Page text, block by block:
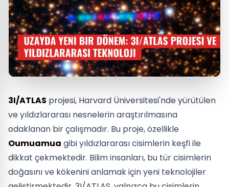
3I/ATLAS projesi, Harvard Üniversitesi'nde yürütülen
ve yıldızlararası nesnelerin araştırılmasına
odaklanan bir çalışmadır. Bu proje, özellikle
Oumuamua gibi yıldızlararası cisimlerin keşfi ile
dikkat çekmektedir. Bilim insanları, bu tür cisimlerin
doğasını ve kökenini anlamak için yeni teknolojiler